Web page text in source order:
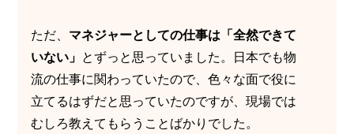
ただ、 マネジャーとしての仕事は「全然できて
いない」 とずっと思っていました。日本でも物
流の仕事に関わっていたので、色々な面で役に
立てるはずだと思っていたのですが、現場では
むしろ教えてもらうことばかりでした。